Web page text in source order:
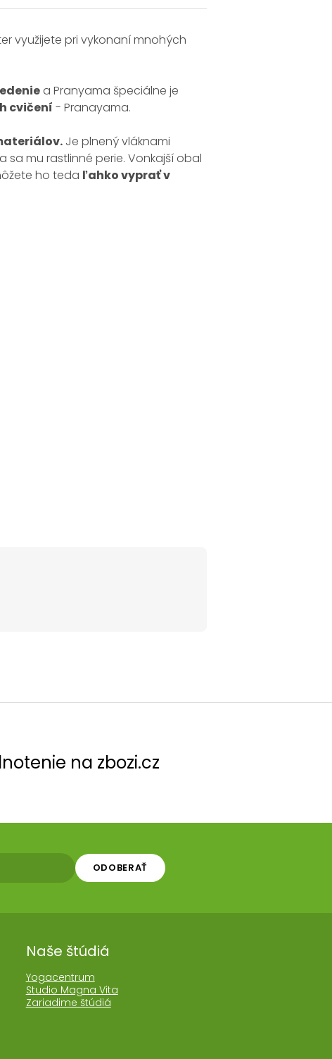
využijete pri vykonaní mnohých
a Pranyama špeciálne je
cvičení - Pranayama.
Je plnený vláknami
sa mu rastlinné perie. Vonkajší obal
ho teda ľahko vyprať v
na zbozi.cz
ODOBERAŤ
Naše štúdiá
Yogacentrum
Studio Magna Vita
Zariadime štúdiá